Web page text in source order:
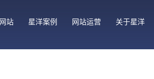
站 星洋案例 网站运营 关于星洋